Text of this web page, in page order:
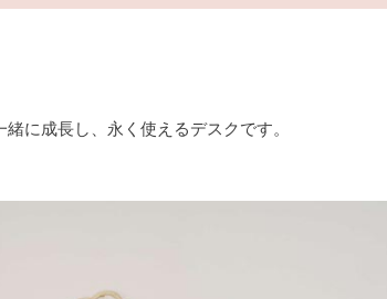
に成長し、永く使えるデスクです。